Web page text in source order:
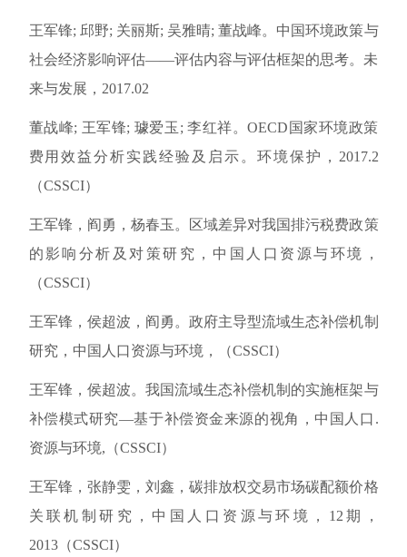
王军锋; 邱野; 关丽斯; 吴雅晴; 董战峰。中国环境政策与
社会经济影响评估——评估内容与评估框架的思考。未
来与发展，2017.02
董战峰; 王军锋; 璩爱玉; 李红祥。OECD国家环境政策
费用效益分析实践经验及启示。环境保护，2017.2
（CSSCI）
王军锋，阎勇，杨春玉。区域差异对我国排污税费政策
的影响分析及对策研究，中国人口资源与环境，
（CSSCI）
王军锋，侯超波，阎勇。政府主导型流域生态补偿机制
研究，中国人口资源与环境，（CSSCI）
王军锋，侯超波。我国流域生态补偿机制的实施框架与
补偿模式研究—基于补偿资金来源的视角，中国人口.
资源与环境,（CSSCI）
王军锋，张静雯，刘鑫，碳排放权交易市场碳配额价格
关联机制研究，中国人口资源与环境，12期，
2013（CSSCI）